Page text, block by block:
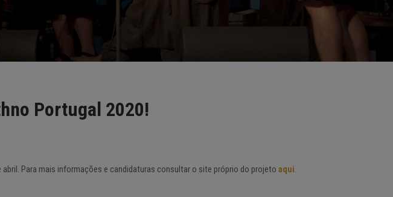
Portugal 2020!
abril. Para mais informações e candidaturas consultar o site próprio do projeto aqui.